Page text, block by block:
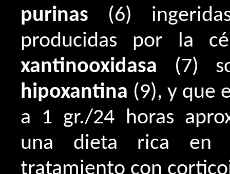
purinas (6)
producidas por la
xantinooxidasa (7)
hipoxantina (9), y que
a 1 gr./24 horas
una dieta rica en
tratamiento con